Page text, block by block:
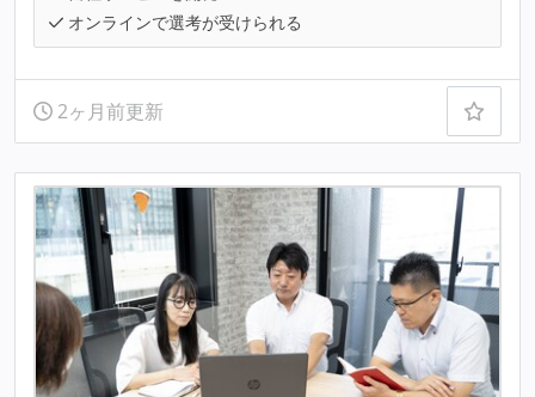
オンラインで選考が受けられる
2ヶ月前更新